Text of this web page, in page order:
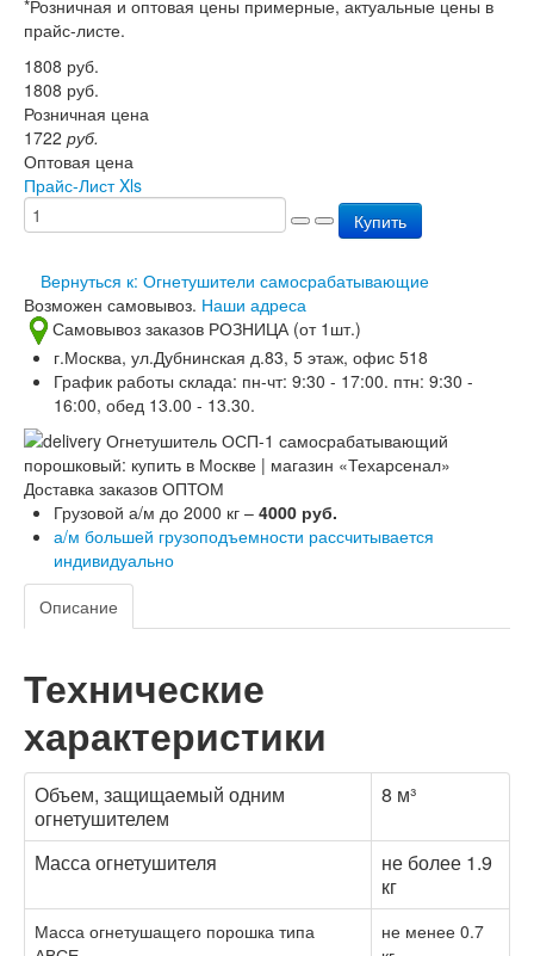
Пожарное оборудование
Перезарядка ОВП
Доставка
Оплата
Гарантии
Статьи
Сертификаты
Вопрос-Ответ
Контакты
*Розничная и оптовая цены примерные, актуальные цены в
прайс-листе.
1808 руб.
1808 руб.
Розничная цена
1722 руб.
Оптовая цена
Прайс-Лист Xls
Купить
Вернуться к: Огнетушители самосрабатывающие
Возможен самовывоз. Наши адреса
Самовывоз заказов РОЗНИЦА (от 1шт.)
г.Москва, ул.Дубнинская д.83, 5 этаж, офис 518
График работы склада: пн-чт: 9:30 - 17:00. птн: 9:30 -
16:00, обед 13.00 - 13.30.
Доставка заказов ОПТОМ
Грузовой а/м до 2000 кг – 4000 руб.
а/м большей грузоподъемности рассчитывается
индивидуально
Описание
Технические
характеристики
Объем, защищаемый одним
огнетушителем
8 м³
Масса огнетушителя
не более 1.9
кг
Масса огнетушащего порошка типа
не менее 0.7